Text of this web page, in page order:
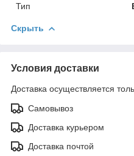
Тип
Скрыть
Условия доставки
Доставка осуществляется
Самовывоз
Доставка курьером
Доставка почтой